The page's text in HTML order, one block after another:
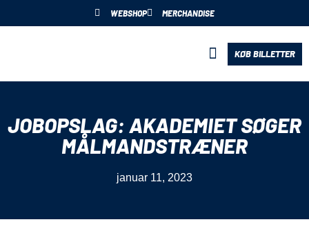
WEBSHOP MERCHANDISE
KØB BILLETTER
JOBOPSLAG: AKADEMIET SØGER
MÅLMANDSTRÆNER
januar 11, 2023